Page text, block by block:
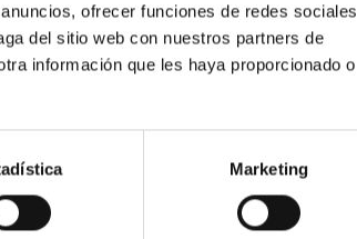
ofrecer funciones de redes sociales
del sitio web con nuestros partners de
información que les haya proporcionado o
Marketing
normativa RoHS UE) Declaración RoHS UE